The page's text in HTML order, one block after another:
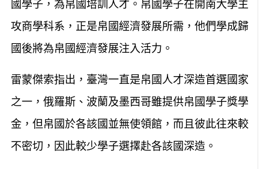
國學子，為帛國培訓人才。帛國學子在開南大學主
攻商學科系，正是帛國經濟發展所需，他們學成歸
國後將為帛國經濟發展注入活力。
雷蒙傑索指出，臺灣一直是帛國人才深造首選國家
之一，俄羅斯、波蘭及墨西哥雖提供帛國學子獎學
金，但帛國於各該國並無使領館，而且彼此往來較
不密切，因此較少學子選擇赴各該國深造。